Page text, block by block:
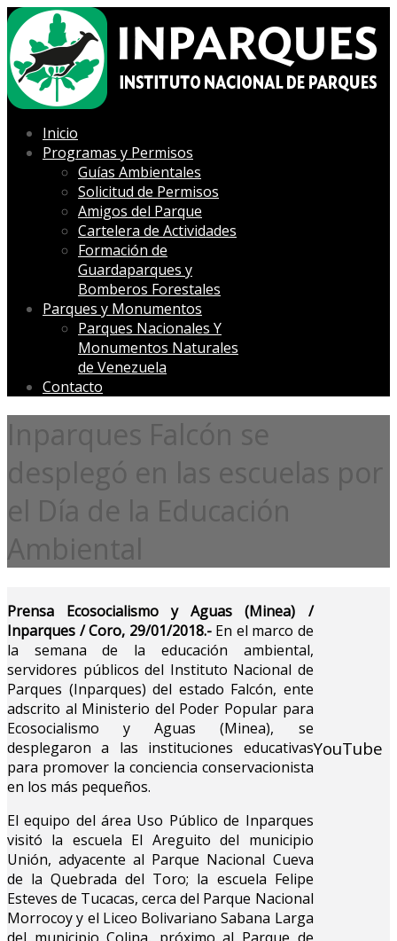
Inicio
Programas y Permisos
Guías Ambientales
Solicitud de Permisos
Amigos del Parque
Cartelera de Actividades
Formación de
Guardaparques y
Bomberos Forestales
Parques y Monumentos
Parques Nacionales Y
Monumentos Naturales
de Venezuela
Contacto
Inparques Falcón se
desplegó en las escuelas por
el Día de la Educación
Ambiental
Prensa Ecosocialismo y Aguas (Minea) /
Inparques / Coro, 29/01/2018.-En el marco de
la semana de la educación ambiental,
servidores públicos del Instituto Nacional de
Parques (Inparques) del estado Falcón, ente
adscrito al Ministerio del Poder Popular para
Ecosocialismo y Aguas (Minea), se
desplegaron a las instituciones educativas
para promover la conciencia conservacionista
en los más pequeños.
El equipo del área Uso Público de Inparques
visitó la escuela El Areguito del municipio
Unión, adyacente al Parque Nacional Cueva
de la Quebrada del Toro; la escuela Felipe
Esteves de Tucacas, cerca del Parque Nacional
Morrocoy y el Liceo Bolivariano Sabana Larga
YouTube